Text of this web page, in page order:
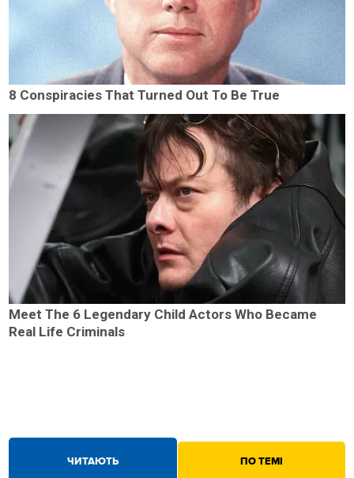
ЧИТАЮТЬ ПО ТЕМІ
8 Conspiracies That Turned Out To Be True
Meet The 6 Legendary Child Actors Who Became
Real Life Criminals